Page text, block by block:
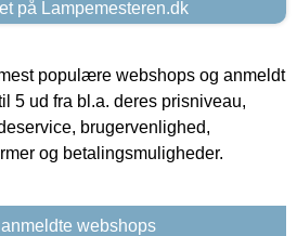
på Lampemesteren.dk
populære webshops og anmeldt
5 ud fra bl.a. deres prisniveau,
brugervenlighed,
og betalingsmuligheder.
webshops